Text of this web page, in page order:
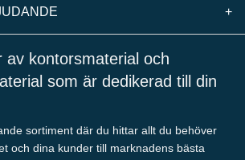
+
av kontorsmaterial och
som är dedikerad till din
sortiment där du hittar allt du behöver
och dina kunder till marknadens bästa